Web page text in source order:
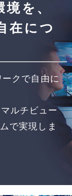
を、
在につ
クで自由に
ルチビュー
で実現しま